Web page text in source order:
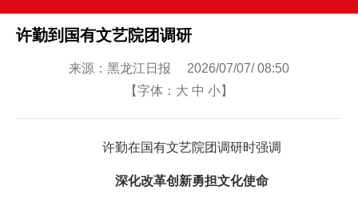
许勤到国有文艺院团调研
来源：黑龙江日报 2026/07/07/ 08:50
【字体： 大 中 小】
许勤在国有文艺院团调研时强调
深化改革创新勇担文化使命